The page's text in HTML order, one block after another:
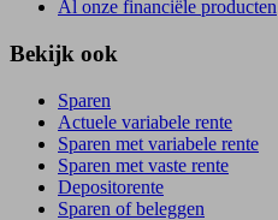
Al onze financiële producten
Bekijk ook
Sparen
Actuele variabele rente
Sparen met variabele rente
Sparen met vaste rente
Depositorente
Sparen of beleggen